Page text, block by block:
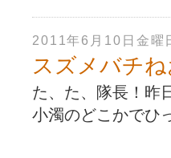
2011年6月10日金曜
スズメバチ
た、た、隊長！昨
小濁のどこかでひ